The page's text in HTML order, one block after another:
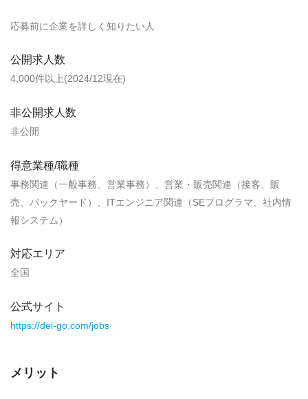
応募前に企業を詳しく知りたい人
公開求人数
4,000件以上(2024/12現在)
非公開求人数
非公開
得意業種/職種
事務関連（一般事務、営業事務）、営業・販売関連（接客、販
売、バックヤード）、ITエンジニア関連（SEプログラマ、社内情
報システム）
対応エリア
全国
公式サイト
https://dei-go.com/jobs
メリット